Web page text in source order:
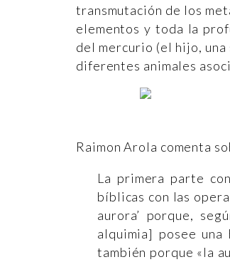
transmutación de los
elementos y toda la
del mercurio (el hijo,
diferentes animales
Raimon Arola comenta
La primera parte
bíblicas con las
aurora’ porque,
alquimia] posee
también porque «la